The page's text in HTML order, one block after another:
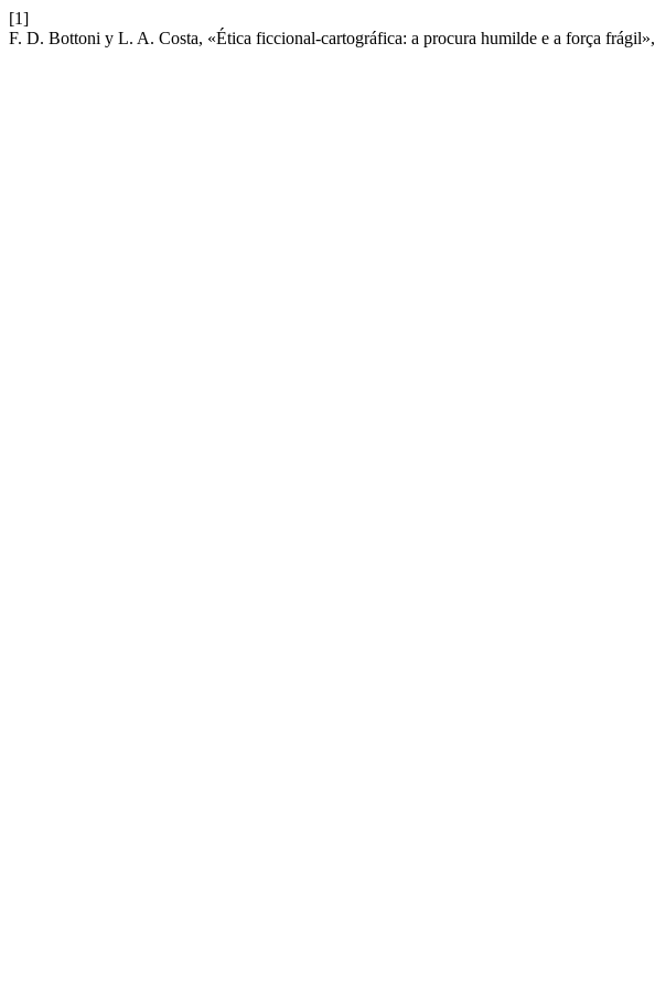
[1]
F. D. Bottoni y L. A. Costa, «Ética ficcional-cartográfica: a procura humilde e a força frágil»,